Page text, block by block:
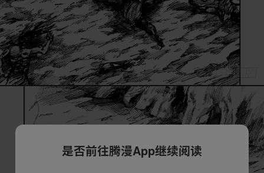
是否前往腾漫App继续阅读